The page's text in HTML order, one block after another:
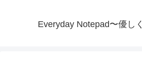
Everyday Notepad〜優し